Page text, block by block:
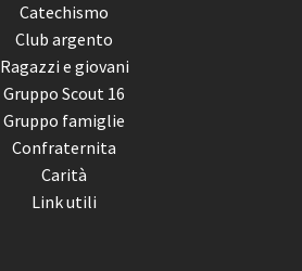
Catechismo
Club argento
Ragazzi e giovani
Gruppo Scout 16
Gruppo famiglie
Confraternita
Carità
Link utili